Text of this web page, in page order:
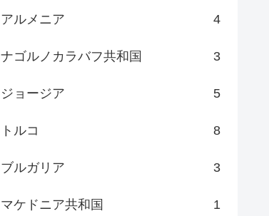
アルメニア 4
ナゴルノカラバフ共和国 3
ジョージア 5
トルコ 8
ブルガリア 3
マケドニア共和国 1